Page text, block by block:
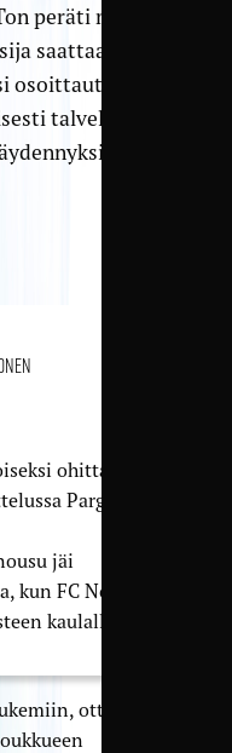
peräti maalein
saattaa siitä
osoittautua
talvella
ohittamalla
Pargas
jäi
kun FC Nokia
kaulalla.
ottelun